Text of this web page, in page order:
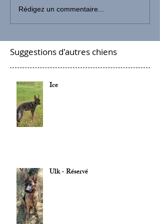
Rédigez un commentaire...
Suggestions d'autres chiens
Ice
Ulk - Réservé